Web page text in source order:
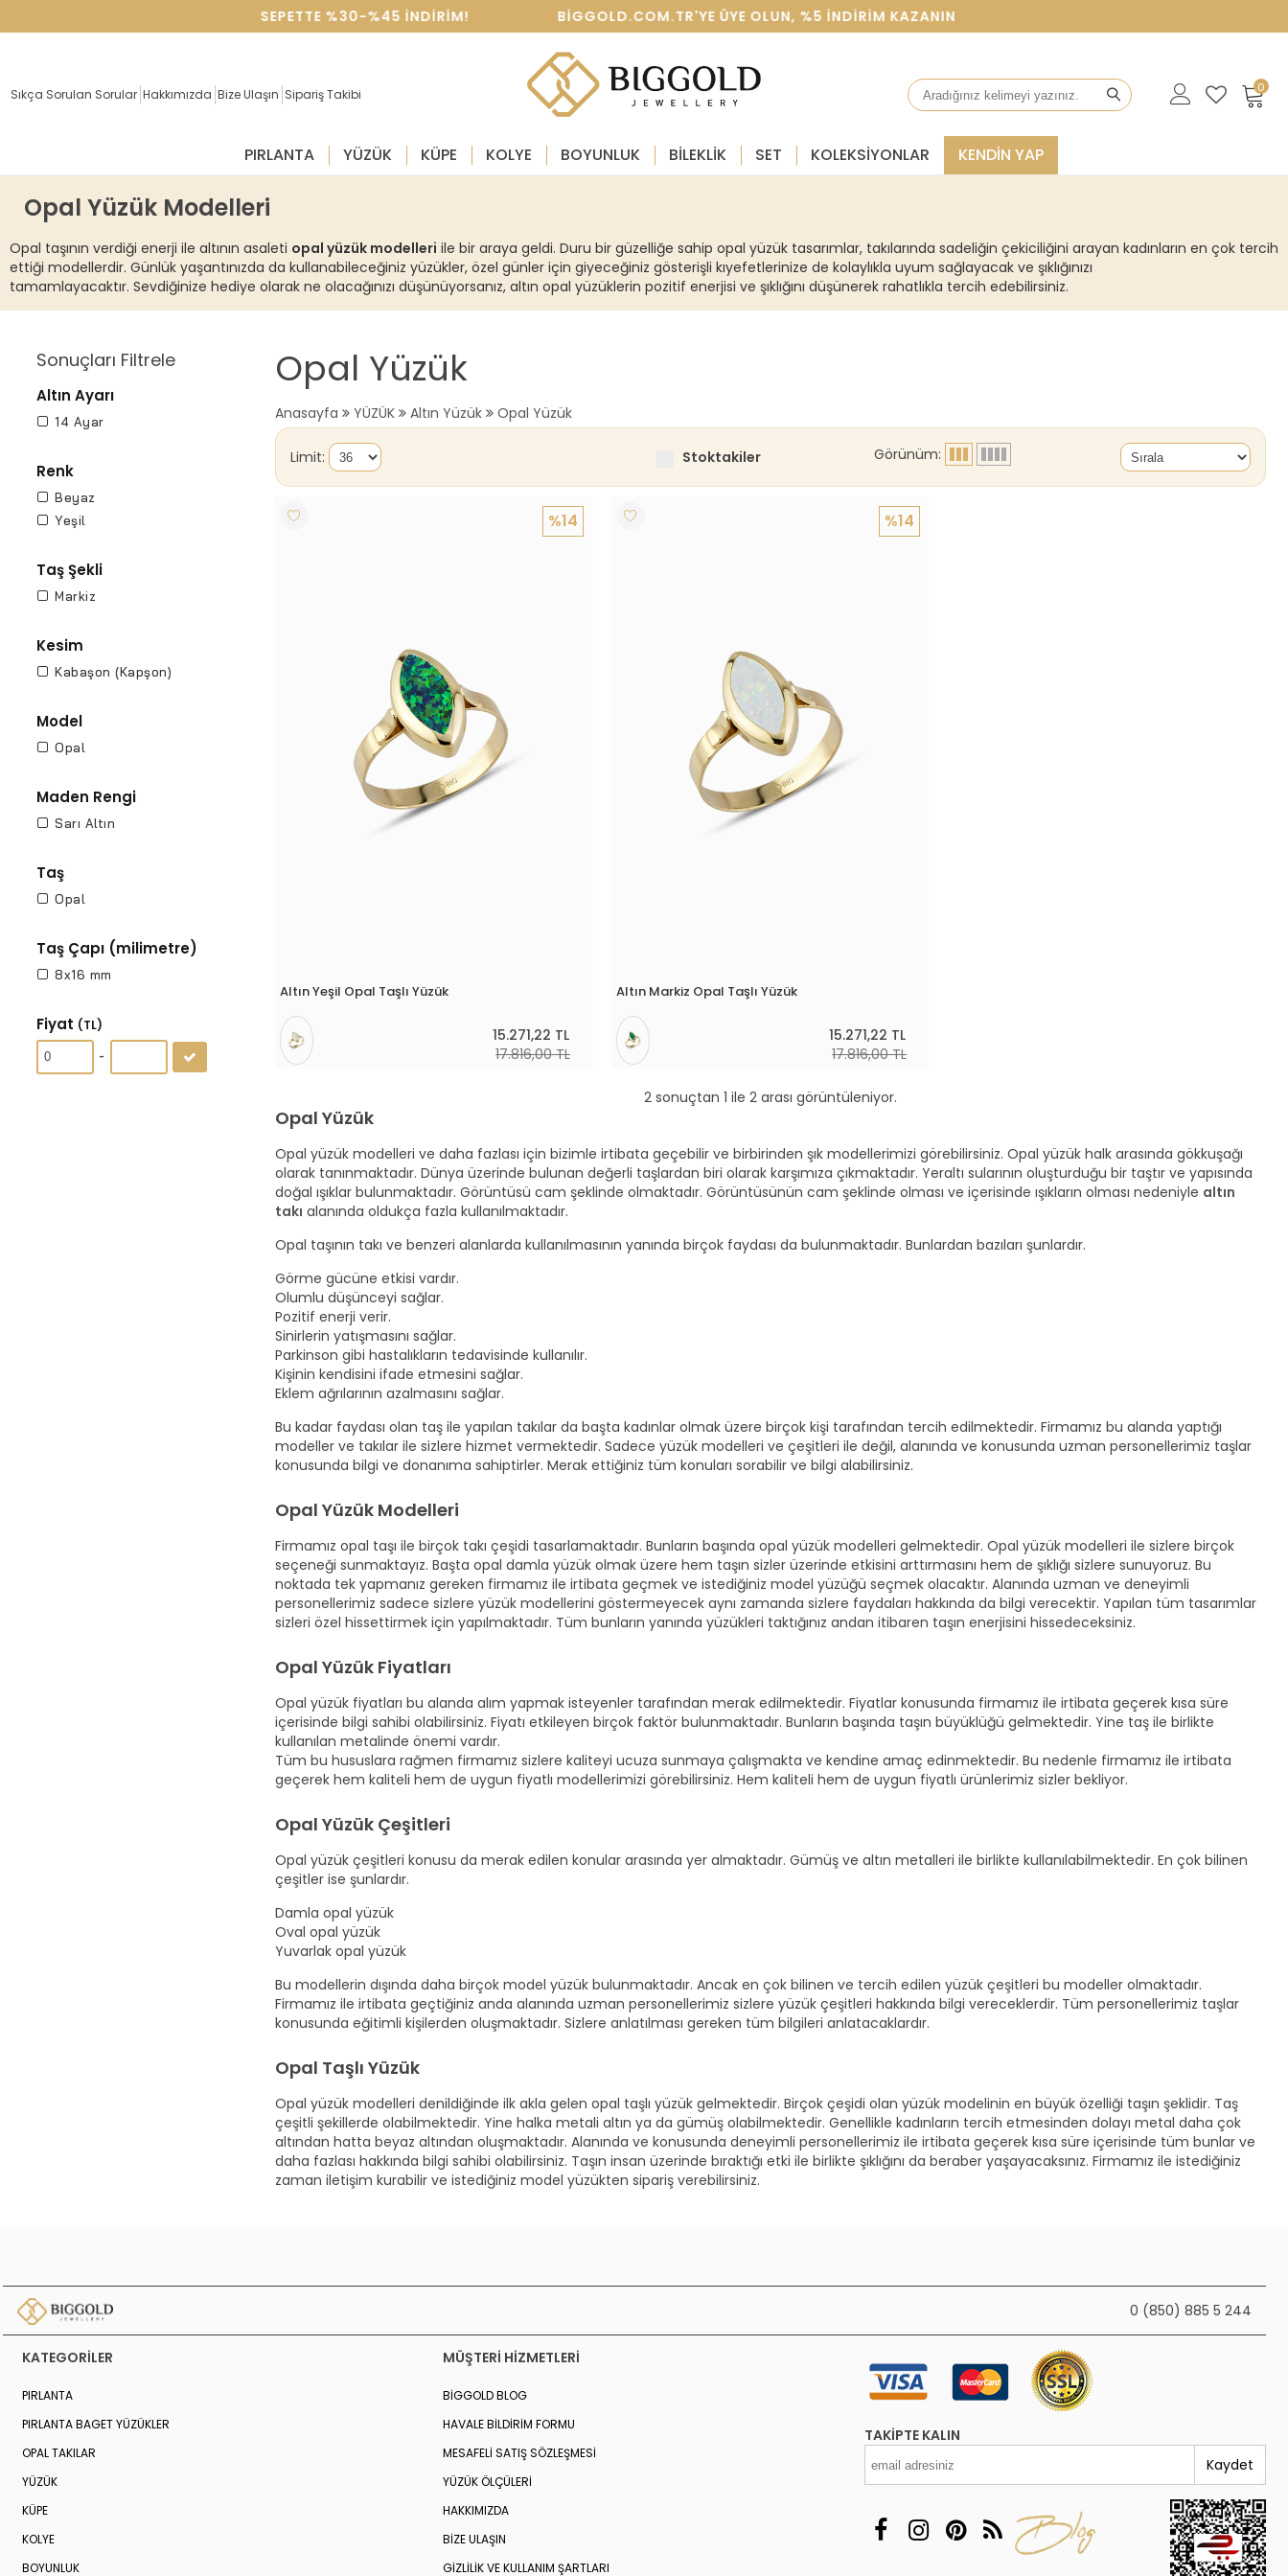
SEVGILILER GÜNÜNE ÖZEL SEPETTE %30-%45 INDIRIM! BIGGOLD.COM.TR'YE ÜYE OLUN, %5 INDIRIM KAZANIN
Sıkça Sorulan Sorular Hakkımızda Bize Ulaşın Sipariş Takibi 0
PIRLANTA YÜZÜK KÜPE KOLYE BOYUNLUK BİLEKLİK SET KOLEKSIYONLAR KENDİN YAP
Opal Yüzük Modelleri
Opal taşının verdiği enerji ile altının asaleti opal yüzük modelleri ile bir araya geldi. Duru bir güzelliğe sahip opal yüzük tasarımlar, takılarında sadeliğin çekiciliğini arayan kadınların en çok tercih
ettiği modellerdir. Günlük yaşantınızda da kullanabileceğiniz yüzükler, özel günler için giyeceğiniz gösterişli kıyefetlerinize de kolaylıkla uyum sağlayacak ve şıklığınızı
tamamlayacaktır. Sevdiğinize hediye olarak ne olacağınızı düşünüyorsanız, altın opal yüzüklerin pozitif enerjisi ve şıklığını düşünerek rahatlıkla tercih edebilirsiniz.
Sonuçları Filtrele
Altın Ayarı
14 Ayar
Renk
Beyaz
Yeşil
Taş Şekli
Markiz
Kesim
Kabaşon (Kapşon)
Model
Opal
Maden Rengi
Sarı Altın
Taş
Opal
Taş Çapı (milimetre)
8x16 mm
Fiyat (TL)
-
Opal Yüzük
Anasayfa YÜZÜK Altın Yüzük Opal Yüzük
Limit: Stoktakiler Görünüm:
Altın Yeşil Opal Taşlı Yüzük
15.271,22 TL
17.816,00 TL
%14
Altın Markiz Opal Taşlı Yüzük
15.271,22 TL
17.816,00 TL
%14
2 sonuçtan 1 ile 2 arası görüntüleniyor.
Opal Yüzük
Opal yüzük modelleri ve daha fazlası için bizimle irtibata geçebilir ve birbirinden şık modellerimizi görebilirsiniz. Opal yüzük halk arasında gökkuşağı
olarak tanınmaktadır. Dünya üzerinde bulunan değerli taşlardan biri olarak karşımıza çıkmaktadır. Yeraltı sularının oluşturduğu bir taştır ve yapısında
doğal ışıklar bulunmaktadır. Görüntüsü cam şeklinde olmaktadır. Görüntüsünün cam şeklinde olması ve içerisinde ışıkların olması nedeniyle altın
takı alanında oldukça fazla kullanılmaktadır.
Opal taşının takı ve benzeri alanlarda kullanılmasının yanında birçok faydası da bulunmaktadır. Bunlardan bazıları şunlardır.
Görme gücüne etkisi vardır.
Olumlu düşünceyi sağlar.
Pozitif enerji verir.
Sinirlerin yatışmasını sağlar.
Parkinson gibi hastalıkların tedavisinde kullanılır.
Kişinin kendisini ifade etmesini sağlar.
Eklem ağrılarının azalmasını sağlar.
Bu kadar faydası olan taş ile yapılan takılar da başta kadınlar olmak üzere birçok kişi tarafından tercih edilmektedir. Firmamız bu alanda yaptığı
modeller ve takılar ile sizlere hizmet vermektedir. Sadece yüzük modelleri ve çeşitleri ile değil, alanında ve konusunda uzman personellerimiz taşlar
konusunda bilgi ve donanıma sahiptirler. Merak ettiğiniz tüm konuları sorabilir ve bilgi alabilirsiniz.
Opal Yüzük Modelleri
Firmamız opal taşı ile birçok takı çeşidi tasarlamaktadır. Bunların başında opal yüzük modelleri gelmektedir. Opal yüzük modelleri ile sizlere birçok
seçeneği sunmaktayız. Başta opal damla yüzük olmak üzere hem taşın sizler üzerinde etkisini arttırmasını hem de şıklığı sizlere sunuyoruz. Bu
noktada tek yapmanız gereken firmamız ile irtibata geçmek ve istediğiniz model yüzüğü seçmek olacaktır. Alanında uzman ve deneyimli
personellerimiz sadece sizlere yüzük modellerini göstermeyecek aynı zamanda sizlere faydaları hakkında da bilgi verecektir. Yapılan tüm tasarımlar
sizleri özel hissettirmek için yapılmaktadır. Tüm bunların yanında yüzükleri taktığınız andan itibaren taşın enerjisini hissedeceksiniz.
Opal Yüzük Fiyatları
Opal yüzük fiyatları bu alanda alım yapmak isteyenler tarafından merak edilmektedir. Fiyatlar konusunda firmamız ile irtibata geçerek kısa süre
içerisinde bilgi sahibi olabilirsiniz. Fiyatı etkileyen birçok faktör bulunmaktadır. Bunların başında taşın büyüklüğü gelmektedir. Yine taş ile birlikte
kullanılan metalinde önemi vardır.
Tüm bu hususlara rağmen firmamız sizlere kaliteyi ucuza sunmaya çalışmakta ve kendine amaç edinmektedir. Bu nedenle firmamız ile irtibata
geçerek hem kaliteli hem de uygun fiyatlı modellerimizi görebilirsiniz. Hem kaliteli hem de uygun fiyatlı ürünlerimiz sizler bekliyor.
Opal Yüzük Çeşitleri
Opal yüzük çeşitleri konusu da merak edilen konular arasında yer almaktadır. Gümüş ve altın metalleri ile birlikte kullanılabilmektedir. En çok bilinen
çeşitler ise şunlardır.
Damla opal yüzük
Oval opal yüzük
Yuvarlak opal yüzük
Bu modellerin dışında daha birçok model yüzük bulunmaktadır. Ancak en çok bilinen ve tercih edilen yüzük çeşitleri bu modeller olmaktadır.
Firmamız ile irtibata geçtiğiniz anda alanında uzman personellerimiz sizlere yüzük çeşitleri hakkında bilgi vereceklerdir. Tüm personellerimiz taşlar
konusunda eğitimli kişilerden oluşmaktadır. Sizlere anlatılması gereken tüm bilgileri anlatacaklardır.
Opal Taşlı Yüzük
Opal yüzük modelleri denildiğinde ilk akla gelen opal taşlı yüzük gelmektedir. Birçok çeşidi olan yüzük modelinin en büyük özelliği taşın şeklidir. Taş
çeşitli şekillerde olabilmektedir. Yine halka metali altın ya da gümüş olabilmektedir. Genellikle kadınların tercih etmesinden dolayı metal daha çok
altından hatta beyaz altından oluşmaktadır. Alanında ve konusunda deneyimli personellerimiz ile irtibata geçerek kısa süre içerisinde tüm bunlar ve
daha fazlası hakkında bilgi sahibi olabilirsiniz. Taşın insan üzerinde bıraktığı etki ile birlikte şıklığını da beraber yaşayacaksınız. Firmamız ile istediğiniz
zaman iletişim kurabilir ve istediğiniz model yüzükten sipariş verebilirsiniz.
0 (850) 885 5 244
KATEGORILER
PIRLANTA
PIRLANTA BAGET YÜZÜKLER
OPAL TAKILAR
YÜZÜK
KÜPE
KOLYE
BOYUNLUK
MÜŞTERI HIZMETLERI
BIGGOLD BLOG
HAVALE BILDIRIM FORMU
MESAFELI SATIŞ SÖZLEŞMESI
YÜZÜK ÖLÇÜLERI
HAKKIMIZDA
BIZE ULAŞIN
GIZLILIK VE KULLANIM ŞARTLARI
TAKIPTE KALIN
Kaydet